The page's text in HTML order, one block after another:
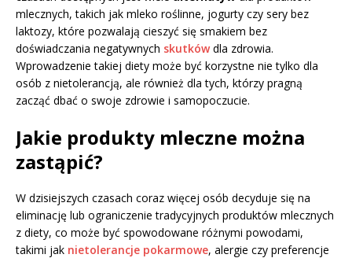
mlecznych, takich jak mleko roślinne, jogurty czy sery bez
laktozy, które pozwalają cieszyć się smakiem bez
doświadczania negatywnych skutkówdla zdrowia.
Wprowadzenie takiej diety może być korzystne nie tylko dla
osób z nietolerancją, ale również dla tych, którzy pragną
zacząć dbać o swoje zdrowie i samopoczucie.
Jakie produkty mleczne można
zastąpić?
W dzisiejszych czasach coraz więcej osób decyduje się na
eliminację lub ograniczenie tradycyjnych produktów mlecznych
z diety, co może być spowodowane różnymi powodami,
takimi jak nietolerancje pokarmowe, alergie czy preferencje